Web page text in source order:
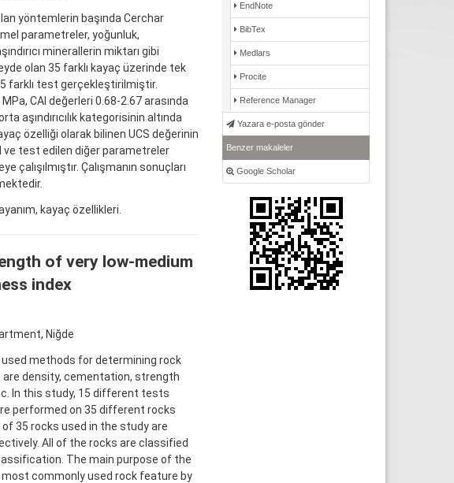
yöntemlerin başında Cerchar
parametreler, yoğunluk,
minerallerin miktarı gibi
olan 35 farklı kayaç üzerinde tek
farklı test gerçekleştirilmiştir.
CAI değerleri 0.68-2.67 arasında
aşındırıcılık kategorisinin altında
özelliği olarak bilinen UCS değerinin
ve test edilen diğer parametreler
çalışılmıştır. Çalışmanın sonuçları
kayaç özellikleri.
of very low-medium
index
Niğde
methods for determining rock
density, cementation, strength
In this study, 15 different tests
performed on 35 different rocks
35 rocks used in the study are
All of the rocks are classified
The main purpose of the
commonly used rock feature by
EndNote
BibTex
Medlars
Procite
Reference Manager
Yazara e-posta gönder
Benzer makaleler
Google Scholar